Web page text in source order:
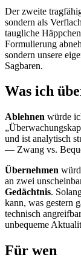
Der zweite
sondern als
taugliche
Formulierung
sondern unsere
Sagbaren.
Was ich
Ablehnen würde
und ist analytisch
— Zwang vs.
Übernehmen
an zwei
Gedächtnis.
kann, was gestern
technisch
unbequeme
Für wen